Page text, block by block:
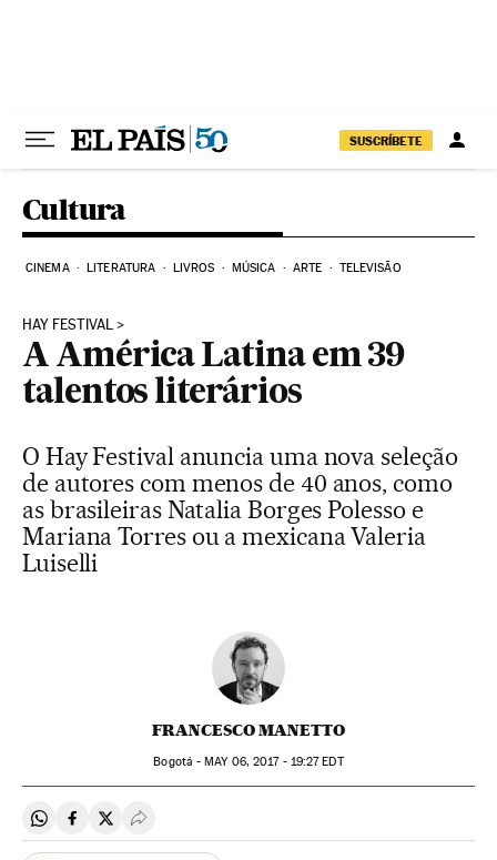
SUSCRÍBETE
Cultura
CINEMA LITERATURA LIVROS MÚSICA ARTE TELEVISÃO
HAY FESTIVAL
A América Latina em 39
talentos literários
O Hay Festival anuncia uma nova seleção
de autores com menos de 40 anos, como
as brasileiras Natalia Borges Polesso e
Mariana Torres ou a mexicana Valeria
Luiselli
FRANCESCO MANETTO
Bogotá -MAY06, 2017 - 19:27EDT
Compartir en Whatsapp
Compartir en Facebook
Compartir en Twitter
Desplegar Redes Sociales